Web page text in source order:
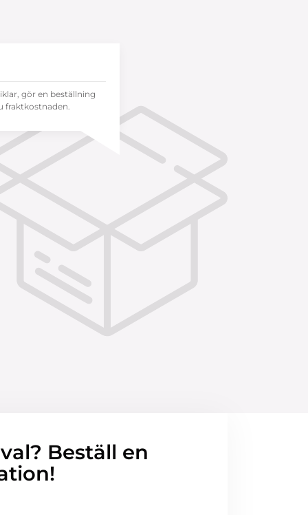
gör en beställning
fraktkostnaden.
Beställ en